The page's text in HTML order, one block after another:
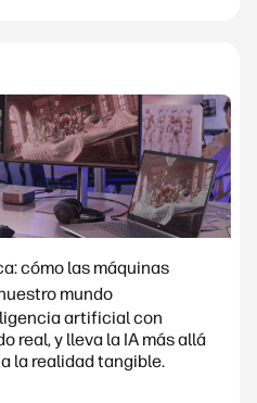
cómo las máquinas
mundo
artificial con
real, y lleva la IA más allá
la realidad tangible.